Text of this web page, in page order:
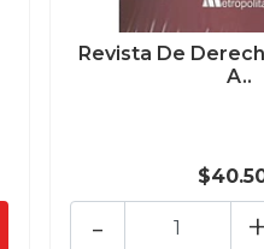
Revista De
A..
-